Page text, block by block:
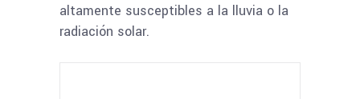
altamente susceptibles a la lluvia o la
radiación solar.